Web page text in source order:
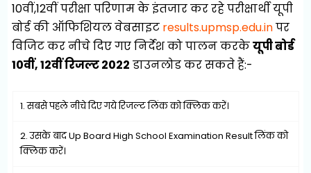
10वीं,12वीं परीक्षा परिणाम के इंतजार कर रहे परीक्षार्थी यूपी
बोर्ड की ऑफिशियल वेबसाइट results.upmsp.edu.inपर
विजिट कर नीचे दिए गए निर्देश को पालन करकेयूपी बोर्ड
10वीं,12वींरिजल्ट 2022 डाउनलोड कर सकते हैं:-
1. सबसे पहले नीचे दिए गये रिजल्ट लिंक को क्लिक करें।
2. उसके बाद Up Board High School Examination Result लिंक को
क्लिक करें।